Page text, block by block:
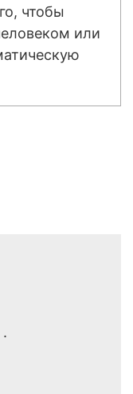
чтобы
или
.